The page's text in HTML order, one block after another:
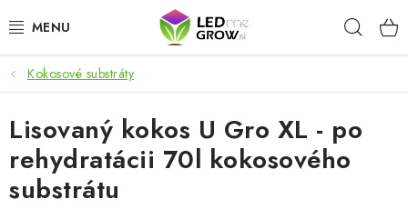
na
AKCIE
LED OSVETLENIE PRE RASTLINY
PESTOVATEĽSKÉ POTREBY
Kokosové substráty
Lisovaný kokos U Gro XL - po
rehydratácii 70l kokosového
substrátu